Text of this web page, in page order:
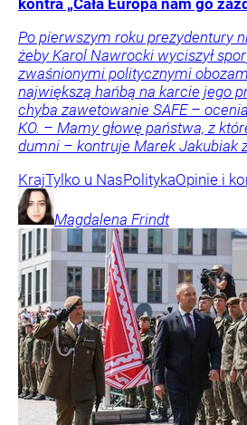
Po pierwszym roku prezydentury
żeby Karol Nawrocki wyciszył
zwaśnionymi politycznymi
największą hańbą na karcie jego
chyba zawetowanie SAFE –
KO. – Mamy głowę państwa, z
dumni – kontruje Marek Jakubiak
KrajTylko u NasPolitykaOpinie i
Magdalena Frindt